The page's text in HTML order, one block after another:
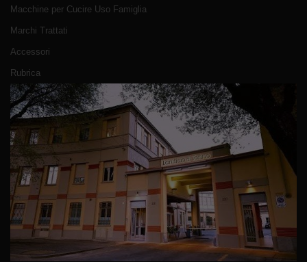
Macchine per Cucire Uso Famiglia
Marchi Trattati
Accessori
Rubrica